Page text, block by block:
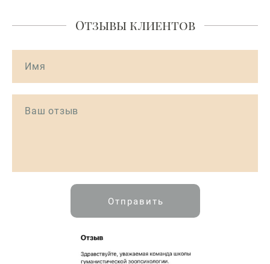
Отзывы клиентов
Имя
Ваш отзыв
Отправить